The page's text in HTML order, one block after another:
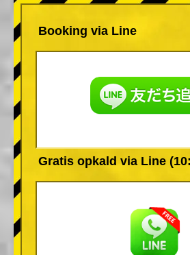
Booking via Line
Gratis opkald via Line